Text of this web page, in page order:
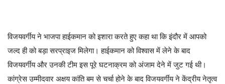
विजयवर्गीय ने भाजपा हाईकमान को इशारा करते हुए कहा था कि इंदौर में आपको
जल्द ही को बड़ा सरप्राइज मिलेगा। हाईकमान को विश्वास में लेने के बाद
विजयवर्गीय और उनकी टीम इस पूरे घटनाक्रम को अंजाम देने में जुट गई थी।
कांग्रेस उम्मीदवार अक्षय कांति बम से चर्चा होने के बाद विजयवर्गीय ने केंद्रीय नेतृत्व